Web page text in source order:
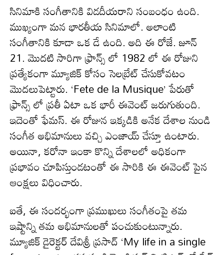
సినిమాకి సంగీతానికి విడదీయరాని సంబంధం ఉంది.
ముఖ్యంగా మన భారతీయ సినిమాలో. అలాంటి
సంగీతానికి కూడా ఒక డే ఉంది. అది ఈ రోజే. జూన్
21. మొదటి సారిగా ఫ్రాన్స్ లో 1982 లో ఈ రోజుని
ప్రత్యేకంగా మ్యూజిక్ కోసం సెలబ్రేట్ చేసుకోవటం
మొదలుపెట్టారు. ‘Fete de la Musique’ పేరుతో
ఫ్రాన్స్ లో ప్రతీ ఏటా ఒక భారీ ఈవెంట్ జరుగుతుంది.
ఇదెంతో ఫేమస్. ఈ రోజున ఇక్కడికి అనేక దేశాల నుండి
సంగీత అభిమానులు వచ్చి ఎంజాయ్ చేస్తూ ఉంటారు.
అయినా, కరోనా ఇంకా కొన్ని దేశాలలో అధికంగా
ప్రభావం చూపిస్తుండటంతో ఈ సారికి ఈ ఈవెంట్ పైన
ఆంక్షలు విధించారు.
ఐతే, ఈ సందర్భంగా ప్రముఖులు సంగీతంపై తమ
ఇష్టాన్ని తమ అభిమానులతో పంచుకుంటున్నారు.
మ్యూజిక్ డైరెక్టర్ దేవిశ్రీ ప్రసాద్ ‘My life in a single